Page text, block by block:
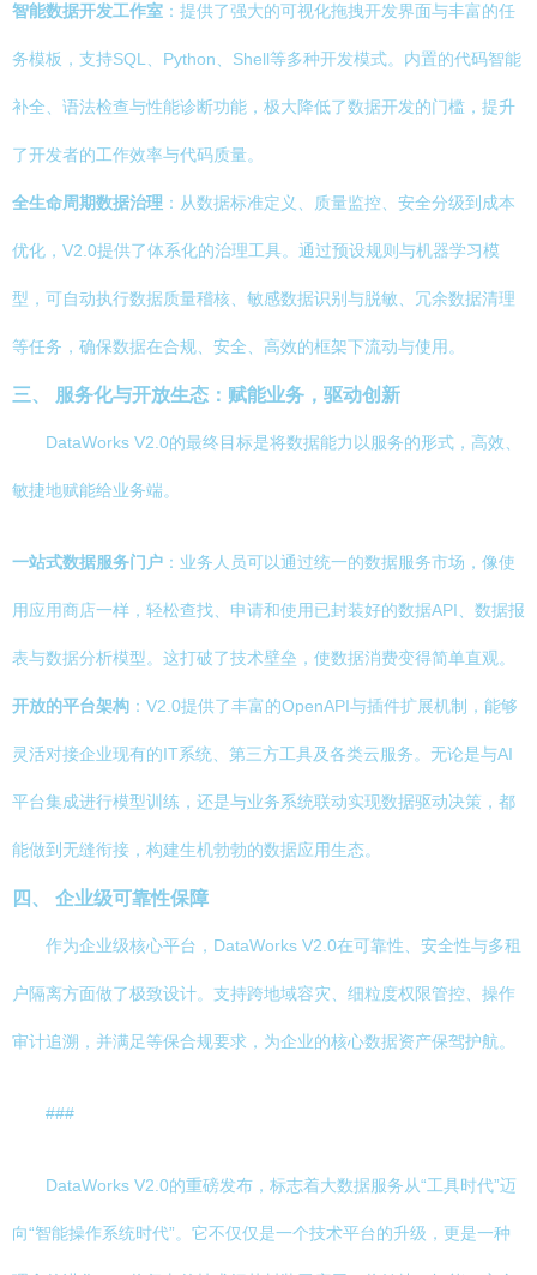
智能数据开发工作室 ：提供了强大的可视化拖拽开发界面与丰富的任
务模板，支持SQL、Python、Shell等多种开发模式。内置的代码智能
补全、语法检查与性能诊断功能，极大降低了数据开发的门槛，提升
了开发者的工作效率与代码质量。
全生命周期数据治理 ：从数据标准定义、质量监控、安全分级到成本
优化，V2.0提供了体系化的治理工具。通过预设规则与机器学习模
型，可自动执行数据质量稽核、敏感数据识别与脱敏、冗余数据清理
等任务，确保数据在合规、安全、高效的框架下流动与使用。
三、 服务化与开放生态：赋能业务，驱动创新
DataWorks V2.0的最终目标是将数据能力以服务的形式，高效、
敏捷地赋能给业务端。
一站式数据服务门户 ：业务人员可以通过统一的数据服务市场，像使
用应用商店一样，轻松查找、申请和使用已封装好的数据API、数据报
表与数据分析模型。这打破了技术壁垒，使数据消费变得简单直观。
开放的平台架构 ：V2.0提供了丰富的OpenAPI与插件扩展机制，能够
灵活对接企业现有的IT系统、第三方工具及各类云服务。无论是与AI
平台集成进行模型训练，还是与业务系统联动实现数据驱动决策，都
能做到无缝衔接，构建生机勃勃的数据应用生态。
四、 企业级可靠性保障
作为企业级核心平台，DataWorks V2.0在可靠性、安全性与多租
户隔离方面做了极致设计。支持跨地域容灾、细粒度权限管控、操作
审计追溯，并满足等保合规要求，为企业的核心数据资产保驾护航。
###
DataWorks V2.0的重磅发布，标志着大数据服务从“工具时代”迈
向“智能操作系统时代”。它不仅仅是一个技术平台的升级，更是一种